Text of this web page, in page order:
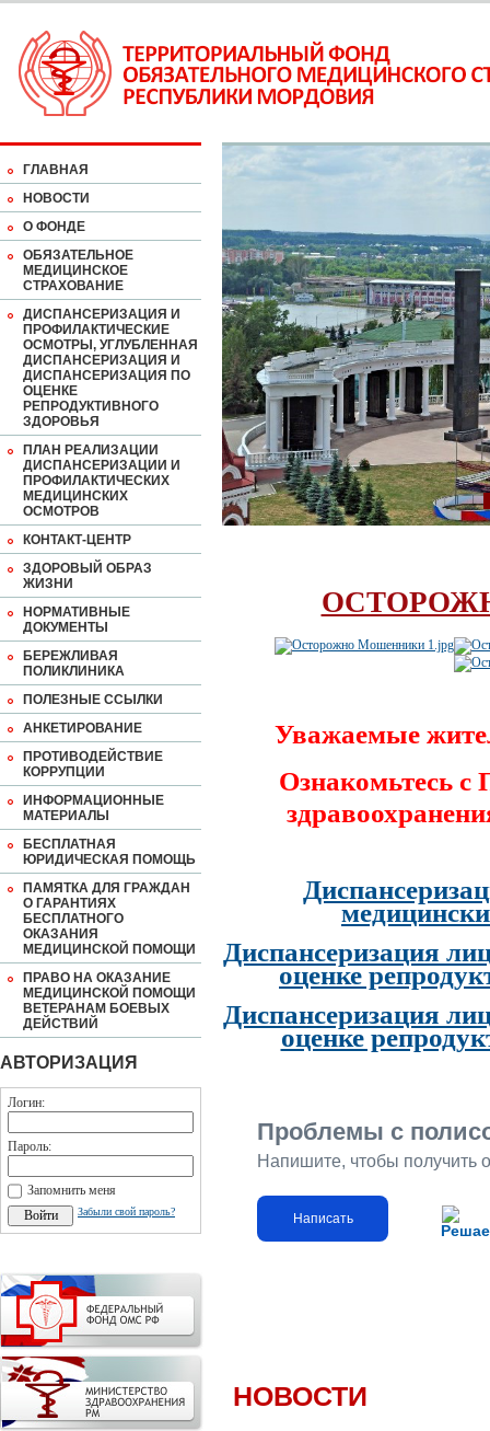
ГЛАВНАЯ
НОВОСТИ
О ФОНДЕ
ОБЯЗАТЕЛЬНОЕ
МЕДИЦИНСКОЕ
СТРАХОВАНИЕ
ДИСПАНСЕРИЗАЦИЯ И
ПРОФИЛАКТИЧЕСКИЕ
ОСМОТРЫ, УГЛУБЛЕННАЯ
ДИСПАНСЕРИЗАЦИЯ И
ДИСПАНСЕРИЗАЦИЯ ПО
ОЦЕНКЕ
РЕПРОДУКТИВНОГО
ЗДОРОВЬЯ
ПЛАН РЕАЛИЗАЦИИ
ДИСПАНСЕРИЗАЦИИ И
ПРОФИЛАКТИЧЕСКИХ
МЕДИЦИНСКИХ
ОСМОТРОВ
КОНТАКТ-ЦЕНТР
ЗДОРОВЫЙ ОБРАЗ
ЖИЗНИ
НОРМАТИВНЫЕ
ДОКУМЕНТЫ
БЕРЕЖЛИВАЯ
ПОЛИКЛИНИКА
ПОЛЕЗНЫЕ ССЫЛКИ
АНКЕТИРОВАНИЕ
ПРОТИВОДЕЙСТВИЕ
КОРРУПЦИИ
ИНФОРМАЦИОННЫЕ
МАТЕРИАЛЫ
БЕСПЛАТНАЯ
ЮРИДИЧЕСКАЯ ПОМОЩЬ
ПАМЯТКА ДЛЯ ГРАЖДАН
О ГАРАНТИЯХ
БЕСПЛАТНОГО
ОКАЗАНИЯ
МЕДИЦИНСКОЙ ПОМОЩИ
ПРАВО НА ОКАЗАНИЕ
МЕДИЦИНСКОЙ ПОМОЩИ
ВЕТЕРАНАМ БОЕВЫХ
ДЕЙСТВИЙ
АВТОРИЗАЦИЯ
Логин:
Пароль:
Запомнить меня
Забыли свой пароль?
Уважаемые
Ознакомьтесь
Диспансеризация
оценке
Диспансеризация
оценке
Проблемы с
Напишите, чтобы получить
Написать
НОВОСТИ